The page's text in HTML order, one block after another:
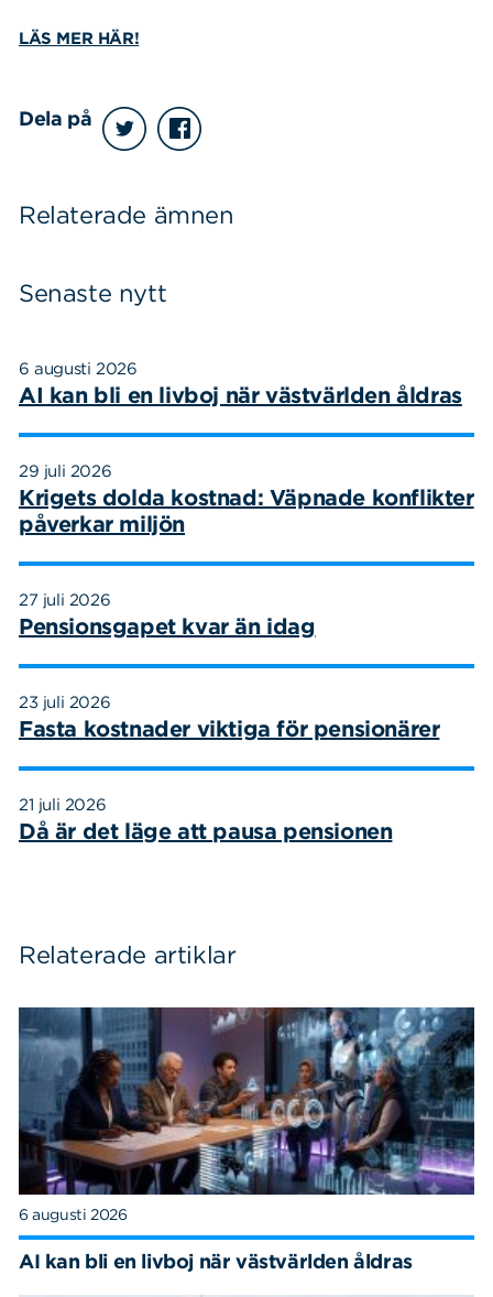
LÄS MER HÄR!
Dela på
Relaterade ämnen
Senaste nytt
6 augusti 2026
AI kan bli en livboj när västvärlden åldras
29 juli 2026
Krigets dolda kostnad: Väpnade konflikter
påverkar miljön
27 juli 2026
Pensionsgapet kvar än idag
23 juli 2026
Fasta kostnader viktiga för pensionärer
21 juli 2026
Då är det läge att pausa pensionen
Relaterade artiklar
6 augusti 2026
AI kan bli en livboj när västvärlden åldras
Sök på sidan:Sök